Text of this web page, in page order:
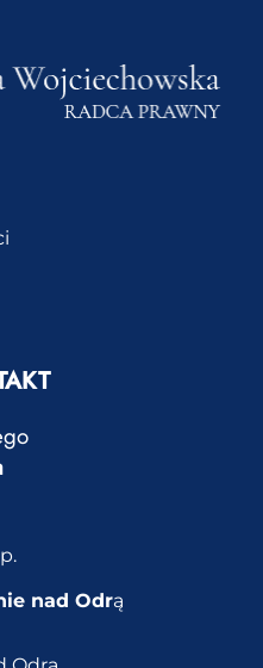
nad Odrą